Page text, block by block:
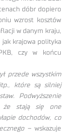
dóbr dopiero
wzrost kosztów
w danym kraju,
krajowa polityka
czy w końcu
przede wszystkim
które są silniej
Podwyższenie
że stają się one
dochodów, co
– wskazuje